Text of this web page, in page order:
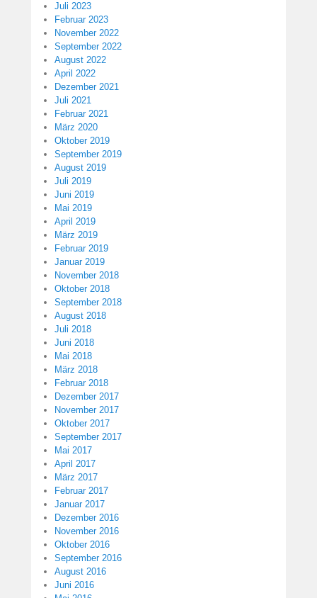
Juli 2023
Februar 2023
November 2022
September 2022
August 2022
April 2022
Dezember 2021
Juli 2021
Februar 2021
März 2020
Oktober 2019
September 2019
August 2019
Juli 2019
Juni 2019
Mai 2019
April 2019
März 2019
Februar 2019
Januar 2019
November 2018
Oktober 2018
September 2018
August 2018
Juli 2018
Juni 2018
Mai 2018
März 2018
Februar 2018
Dezember 2017
November 2017
Oktober 2017
September 2017
Mai 2017
April 2017
März 2017
Februar 2017
Januar 2017
Dezember 2016
November 2016
Oktober 2016
September 2016
August 2016
Juni 2016